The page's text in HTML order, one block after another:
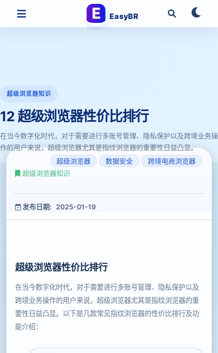
EasyBR
超级浏览器知识
12 超级浏览器性价比排行
在当今数字化时代，对于需要进行多账号管理、隐私保护以及跨境业务操
作的用户来说，超级浏览器尤其是指纹浏览器的重要性日益凸显。
超级浏览器
数据安全
跨境电商浏览器
超级浏览器知识
发布日期: 2025-01-19
超级浏览器性价比排行
在当今数字化时代，对于需要进行多账号管理、隐私保护以及
跨境业务操作的用户来说，超级浏览器尤其是指纹浏览器的重
要性日益凸显。以下是几款常见指纹浏览器的性价比排行及功
能介绍：